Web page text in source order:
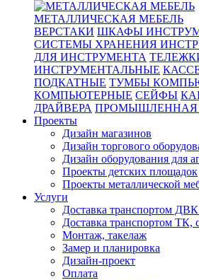
МЕТАЛЛИЧЕСКАЯ МЕБЕЛЬ
ВЕРСТАКИ ШКАФЫ
СИСТЕМЫ ХРАНЕНИЯ
ДЛЯ ИНСТРУМЕНТА
ИНСТРУМЕНТАЛЬНЫЕ
ПОДКАТНЫЕ ТУМБЫ
КОМПЬЮТЕРНЫЕ СЕЙФЫ
ДРАЙВЕРА ПРОМЫШЛЕННАЯ
Проекты
Дизайн магазинов
Дизайн торгового
Дизайн оборудования для
Проекты детских площадок
Проекты металлической
Услуги
Доставка транспортом
Доставка транспортом ТК,
Монтаж, такелаж
Замер и планировка
Дизайн-проект
Оплата